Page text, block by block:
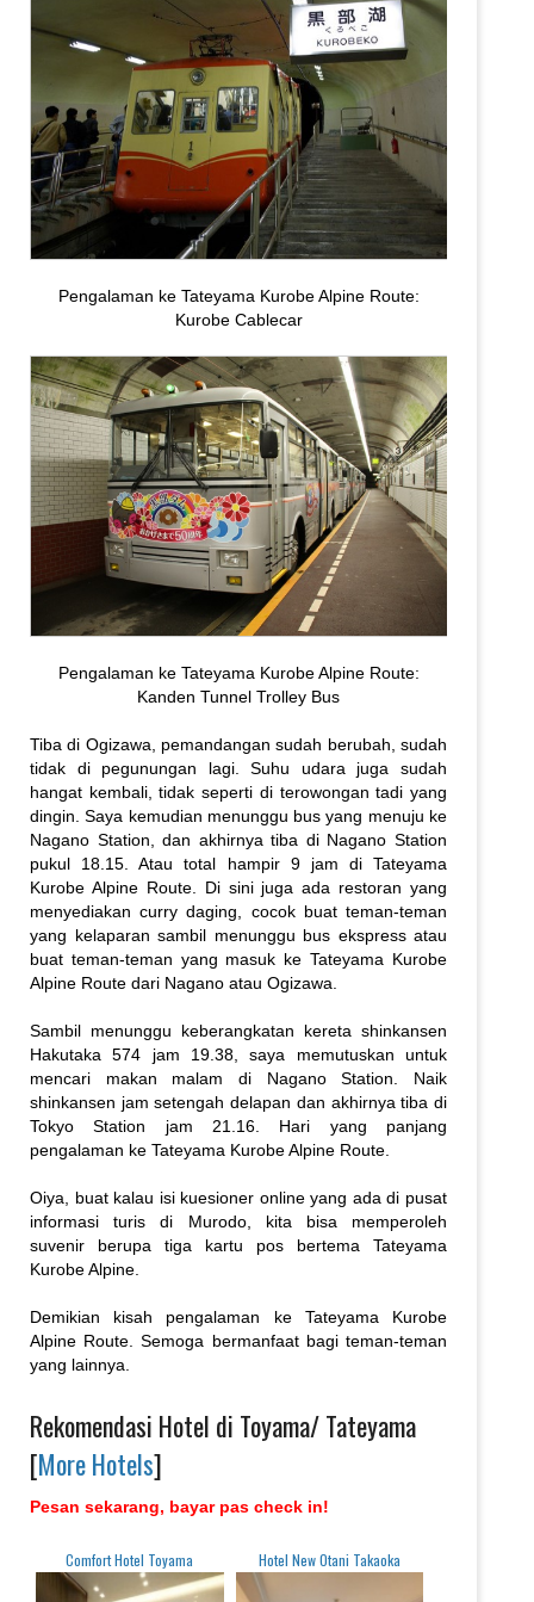
Pengalaman ke Tateyama Kurobe Alpine Route:
Kurobe Cablecar
Pengalaman ke Tateyama Kurobe Alpine Route:
Kanden Tunnel Trolley Bus
Tiba di Ogizawa, pemandangan sudah berubah, sudah
tidak di pegunungan lagi. Suhu udara juga sudah
hangat kembali, tidak seperti di terowongan tadi yang
dingin. Saya kemudian menunggu bus yang menuju ke
Nagano Station, dan akhirnya tiba di Nagano Station
pukul 18.15. Atau total hampir 9 jam di Tateyama
Kurobe Alpine Route. Di sini juga ada restoran yang
menyediakan curry daging, cocok buat teman-teman
yang kelaparan sambil menunggu bus ekspress atau
buat teman-teman yang masuk ke Tateyama Kurobe
Alpine Route dari Nagano atau Ogizawa.
Sambil menunggu keberangkatan kereta shinkansen
Hakutaka 574 jam 19.38, saya memutuskan untuk
mencari makan malam di Nagano Station. Naik
shinkansen jam setengah delapan dan akhirnya tiba di
Tokyo Station jam 21.16. Hari yang panjang
pengalaman ke Tateyama Kurobe Alpine Route.
Oiya, buat kalau isi kuesioner online yang ada di pusat
informasi turis di Murodo, kita bisa memperoleh
suvenir berupa tiga kartu pos bertema Tateyama
Kurobe Alpine.
Demikian kisah pengalaman ke Tateyama Kurobe
Alpine Route. Semoga bermanfaat bagi teman-teman
yang lainnya.
Rekomendasi Hotel di Toyama/ Tateyama
[More Hotels]
Pesan sekarang, bayar pas check in!
Comfort Hotel Toyama Hotel New Otani Takaoka